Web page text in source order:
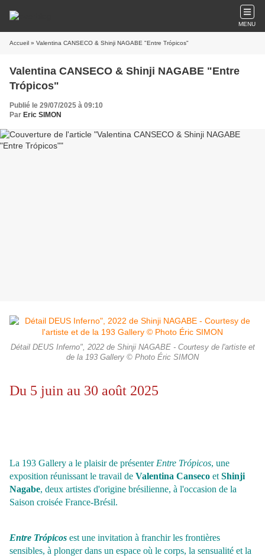
MENU
Accueil » Valentina CANSECO & Shinji NAGABE "Entre Trópicos"
Valentina CANSECO & Shinji NAGABE "Entre
Trópicos"
Publié le 29/07/2025 à 09:10
Par Eric SIMON
Détail DEUS Inferno", 2022 de Shinji NAGABE - Courtesy de l'artiste et
de la 193 Gallery © Photo Éric SIMON
Du 5 juin au 30 août 2025
La 193 Gallery a le plaisir de présenter Entre Trópicos, une
exposition réunissant le travail de Valentina Canseco et Shinji
Nagabe, deux artistes d'origine brésilienne, à l'occasion de la
Saison croisée France-Brésil.
Entre Trópicos est une invitation à franchir les frontières
sensibles, à plonger dans un espace où le corps, la sensualité et la